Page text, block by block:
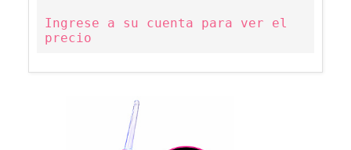
Ingrese a su cuenta para ver el
precio